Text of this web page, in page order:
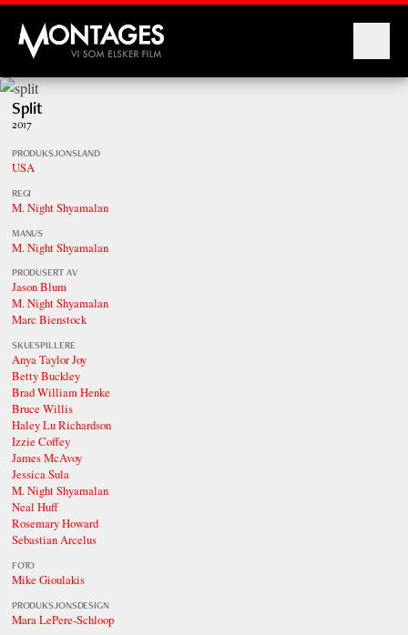
Montages
Split
2017
PRODUKSJONSLAND
USA
REGI
M. Night Shyamalan
MANUS
M. Night Shyamalan
PRODUSERT AV
Jason Blum
M. Night Shyamalan
Marc Bienstock
SKUESPILLERE
Anya Taylor Joy
Betty Buckley
Brad William Henke
Bruce Willis
Haley Lu Richardson
Izzie Coffey
James McAvoy
Jessica Sula
M. Night Shyamalan
Neal Huff
Rosemary Howard
Sebastian Arcelus
FOTO
Mike Gioulakis
PRODUKSJONSDESIGN
Mara LePere-Schloop